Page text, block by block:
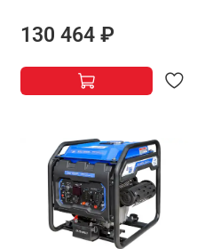
130 464 ₽